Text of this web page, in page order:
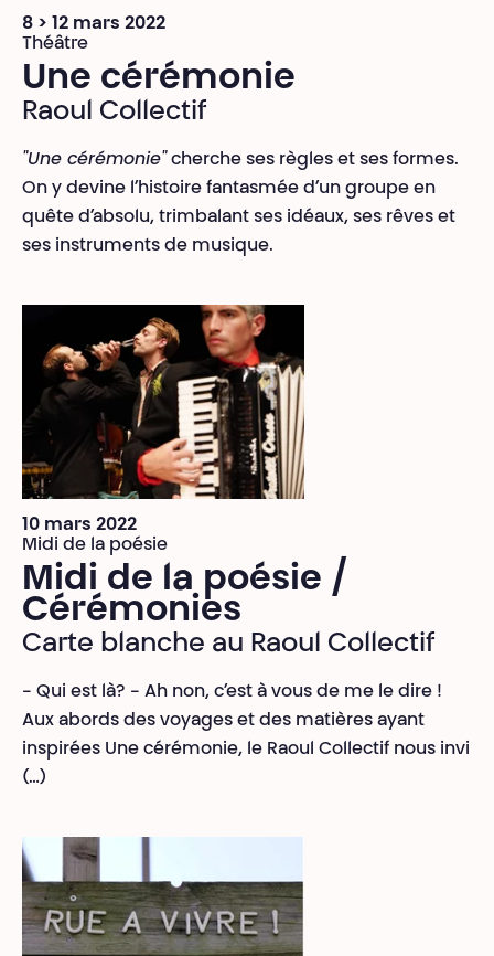
8 > 12 mars 2022
Théâtre
Une cérémonie
Raoul Collectif
"Une cérémonie" cherche ses règles et ses formes.
On y devine l’histoire fantasmée d’un groupe en
quête d’absolu, trimbalant ses idéaux, ses rêves et
ses instruments de musique.
10 mars 2022
Midi de la poésie
Midi de la poésie /
Cérémonies
Carte blanche au Raoul Collectif
- Qui est là? - Ah non, c’est à vous de me le dire !
Aux abords des voyages et des matières ayant
inspirées Une cérémonie, le Raoul Collectif nous invi
(…)